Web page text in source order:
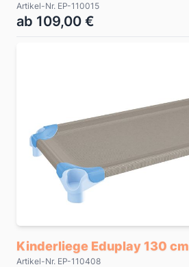
Artikel-Nr. EP-110015
ab 109,00 €
Kinderliege Eduplay 130 cm
Artikel-Nr. EP-110408